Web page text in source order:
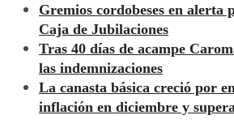
Gremios cordobeses en alerta
Caja de Jubilaciones
Tras 40 días de acampe
las indemnizaciones
La canasta básica creció por
inflación en diciembre y